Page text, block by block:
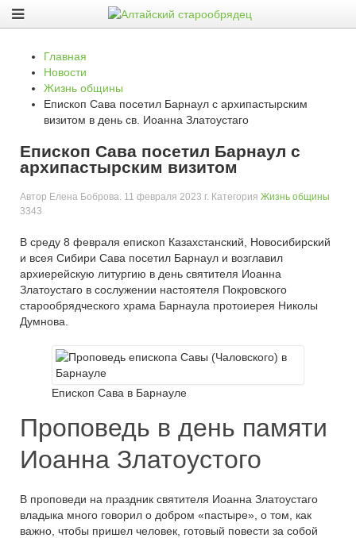
Главная
Новости
Жизнь общины
Епископ Сава посетил Барнаул с архипастырским
визитом в день св. Иоанна Златоустаго
Епископ Сава посетил Барнаул с
архипастырским визитом
Автор Елена Боброва 11 февраля 2023 г. Категория Жизнь общины
3343
В среду 8 февраля епископ Казахстанский, Новосибирский
и всея Сибири Сава посетил Барнаул и возглавил
архиерейскую литургию в день святителя Иоанна
Златоустаго в сослужении настоятеля Покровского
старообрядческого храма Барнаула протоиерея Николы
Думнова.
Епископ Сава в Барнауле
Проповедь в день памяти
Иоанна Златоустого
В проповеди на праздник святителя Иоанна Златоустаго
владыка много говорил о добром «пастыре», о том, как
важно, чтобы пришел человек, готовый повести за собой